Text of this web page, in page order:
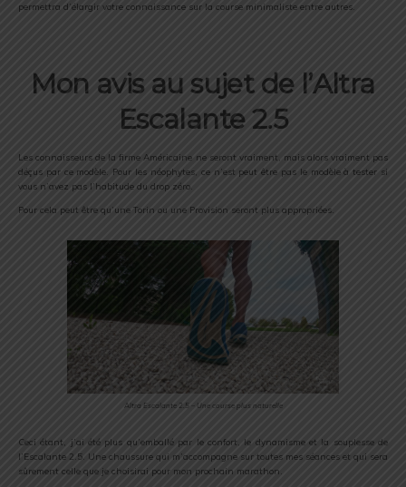
permettra d’élargir votre connaissance sur la course minimaliste entre autres.
Mon avis au sujet de l’Altra
Escalante 2.5
Les connaisseurs de la firme Américaine ne seront vraiment, mais alors vraiment pas
déçus par ce modèle. Pour les néophytes, ce n’est peut être pas le modèle à tester si
vous n’avez pas l’habitude du drop zéro.
Pour cela peut être qu’une Torin ou une Provision seront plus appropriées.
Altra Escalante 2.5 – Une course plus naturelle
Ceci étant, j’ai été plus qu’emballé par le confort, le dynamisme et la souplesse de
l’Escalante 2.5. Une chaussure qui m’accompagne sur toutes mes séances et qui sera
sûrement celle que je choisirai pour mon prochain marathon.